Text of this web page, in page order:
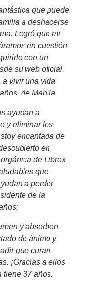
que puede
a deshacerse
Logró que mi
en cuestión
con un
su web oficial.
a vivir una vida
de Manila
ayudan a
y eliminar los
encantada de
en
de Librex
que
a perder
de la
y absorben
de ánimo y
que curan
¡Gracias a ellos
tiene 37 años.